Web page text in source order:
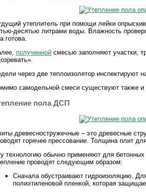
утеплитель при помощи лейки
десятью литрами воды. Влажность
готова.
полученной смесью заполняют участки,
через две теплоизолятор инспектируют
самодельной смеси существуют также и
пола ДСП
древесностружечные – это древесные
горячее прессование. Толщина плит
технологию обычно применяют для
проводят следующим образом:
Сначала обустраивают гидроизоляцию.
полиэтиленовой пленкой, которая